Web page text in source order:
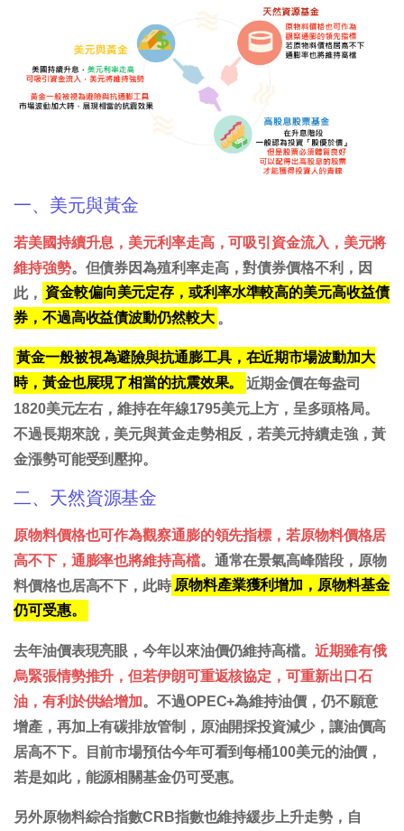
一、美元與黃金
若美國持續升息，美元利率走高，可吸引資金流入，美元將
維持強勢。但債券因為殖利率走高，對債券價格不利，因
此， 資金較偏向美元定存，或利率水準較高的美元高收益債
券，不過高收益債波動仍然較大 。
黃金一般被視為避險與抗通膨工具，在近期市場波動加大
時，黃金也展現了相當的抗震效果。
近期金價在每盎司
1820美元左右，維持在年線1795美元上方，呈多頭格局。
不過長期來說，美元與黃金走勢相反，若美元持續走強，黃
金漲勢可能受到壓抑。
二、天然資源基金
原物料價格也可作為觀察通膨的領先指標，若原物料價格居
高不下，通膨率也將維持高檔。通常在景氣高峰階段，原物
料價格也居高不下，此時 原物料產業獲利增加，原物料基金
仍可受惠。
去年油價表現亮眼，今年以來油價仍維持高檔。 近期雖有俄
烏緊張情勢推升，但若伊朗可重返核協定，可重新出口石
油，有利於供給增加。不過OPEC+為維持油價，仍不願意
增產，再加上有碳排放管制，原油開採投資減少，讓油價高
居高不下。目前市場預估今年可看到每桶100美元的油價，
若是如此，能源相關基金仍可受惠。
另外原物料綜合指數CRB指數也維持緩步上升走勢，自